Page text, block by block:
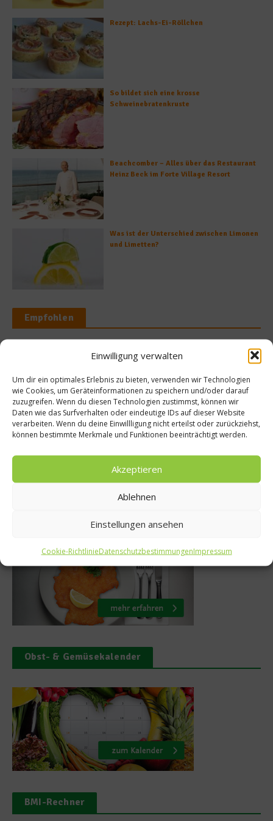
Einwilligung verwalten
Um dir ein optimales Erlebnis zu bieten, verwenden wir Technologien
wie Cookies, um Geräteinformationen zu speichern und/oder darauf
zuzugreifen. Wenn du diesen Technologien zustimmst, können wir
Daten wie das Surfverhalten oder eindeutige IDs auf dieser Website
verarbeiten. Wenn du deine Einwillligung nicht erteilst oder zurückziehst,
können bestimmte Merkmale und Funktionen beeinträchtigt werden.
Akzeptieren
Ablehnen
Einstellungen ansehen
Cookie-RichtlinieDatenschutzbestimmungenImpressum
Rezept: Lachs-Ei-Röllchen
So bildet sich eine krosse
Schweinebratenkruste
Beachcomber – Alles über das Restaurant
Heinz Beck im Forte Village Resort
Was ist der Unterschied zwischen Limonen
und Limetten?
Empfohlen
in Umfrage
Reise
Restaurant
Transalpines
Luzern
12. September
Obst- & Gemüsekalender
BMI-Rechner